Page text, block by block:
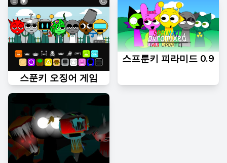
스푼키 오징어 게임
스프룬키 피라미드 0.9